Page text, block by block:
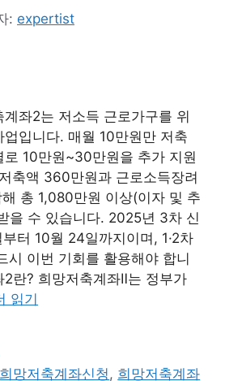
: expertist
좌2는 저소득 근로가구를 위
입니다. 매월 10만원만 저축
로 10만원~30만원을 추가 지원
축액 360만원과 근로소득장려
총 1,080만원 이상(이자 및 추
을 수 있습니다. 2025년 3차 신
터 10월 24일까지이며, 1·2차
시 이번 기회를 활용해야 합니
2란? 희망저축계좌Ⅱ는 정부가
읽기
희망저축계좌신청 , 희망저축계좌